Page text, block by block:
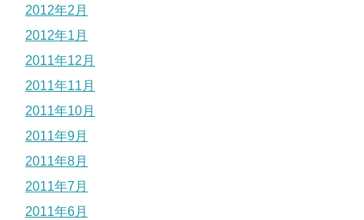
2012年2月
2012年1月
2011年12月
2011年11月
2011年10月
2011年9月
2011年8月
2011年7月
2011年6月